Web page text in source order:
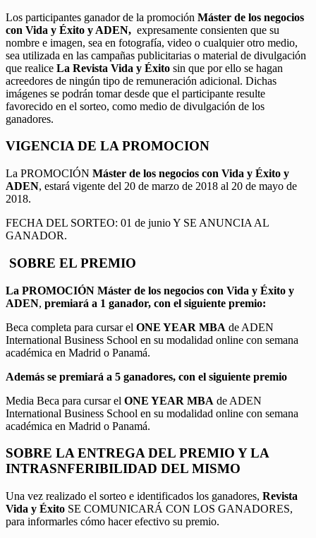
Los participantes ganador de la promoción Máster de los negocios
con Vida y Éxito y ADEN, expresamente consienten que su
nombre e imagen, sea en fotografía, video o cualquier otro medio,
sea utilizada en las campañas publicitarias o material de divulgación
que realice La Revista Vida y Éxito sin que por ello se hagan
acreedores de ningún tipo de remuneración adicional. Dichas
imágenes se podrán tomar desde que el participante resulte
favorecido en el sorteo, como medio de divulgación de los
ganadores.
VIGENCIA DE LA PROMOCION
La PROMOCIÓN Máster de los negocios con Vida y Éxito y
ADEN, estará vigente del 20 de marzo de 2018 al 20 de mayo de
2018.
FECHA DEL SORTEO: 01 de junio Y SE ANUNCIA AL
GANADOR.
SOBRE EL PREMIO
La PROMOCIÓN Máster de los negocios con Vida y Éxito y
ADEN, premiará a 1 ganador, con el siguiente premio:
Beca completa para cursar el ONE YEAR MBA de ADEN
International Business School en su modalidad online con semana
académica en Madrid o Panamá.
Además se premiará a 5 ganadores, con el siguiente premio
Media Beca para cursar el ONE YEAR MBA de ADEN
International Business School en su modalidad online con semana
académica en Madrid o Panamá.
SOBRE LA ENTREGA DEL PREMIO Y LA
INTRASNFERIBILIDAD DEL MISMO
Una vez realizado el sorteo e identificados los ganadores, Revista
Vida y Éxito SE COMUNICARÁ CON LOS GANADORES,
para informarles cómo hacer efectivo su premio.